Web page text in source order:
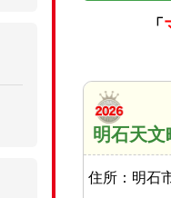
「
明石天文
住所： 明石